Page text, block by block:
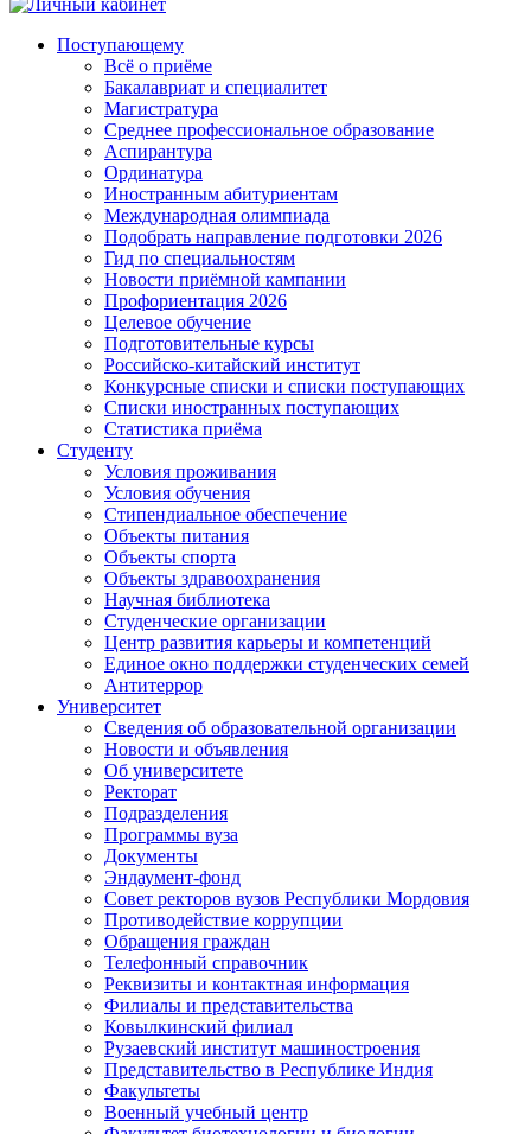
Поступающему
Всё о приёме
Бакалавриат и специалитет
Магистратура
Среднее профессиональное образование
Аспирантура
Ординатура
Иностранным абитуриентам
Международная олимпиада
Подобрать направление подготовки 2026
Гид по специальностям
Новости приёмной кампании
Профориентация 2026
Целевое обучение
Подготовительные курсы
Российско-китайский институт
Конкурсные списки и списки поступающих
Списки иностранных поступающих
Статистика приёма
Студенту
Условия проживания
Условия обучения
Стипендиальное обеспечение
Объекты питания
Объекты спорта
Объекты здравоохранения
Научная библиотека
Студенческие организации
Центр развития карьеры и компетенций
Единое окно поддержки студенческих семей
Антитеррор
Университет
Сведения об образовательной организации
Новости и объявления
Об университете
Ректорат
Подразделения
Программы вуза
Документы
Эндаумент-фонд
Совет ректоров вузов Республики Мордовия
Противодействие коррупции
Обращения граждан
Телефонный справочник
Реквизиты и контактная информация
Филиалы и представительства
Ковылкинский филиал
Рузаевский институт машиностроения
Представительство в Республике Индия
Факультеты
Военный учебный центр